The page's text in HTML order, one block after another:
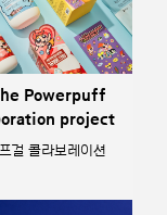
Powerpuff
project
걸 콜라보레이션